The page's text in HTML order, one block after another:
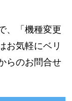
、「機種変更
お気軽にベリ
らのお問合せ